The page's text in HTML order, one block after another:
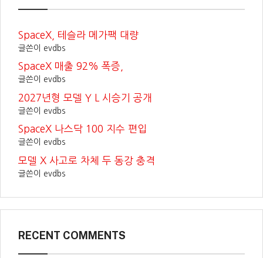
SpaceX, 테슬라 메가팩 대량
글쓴이 evdbs
SpaceX 매출 92% 폭증,
글쓴이 evdbs
2027년형 모델 Y L 시승기 공개
글쓴이 evdbs
SpaceX 나스닥 100 지수 편입
글쓴이 evdbs
모델 X 사고로 차체 두 동강 충격
글쓴이 evdbs
RECENT COMMENTS